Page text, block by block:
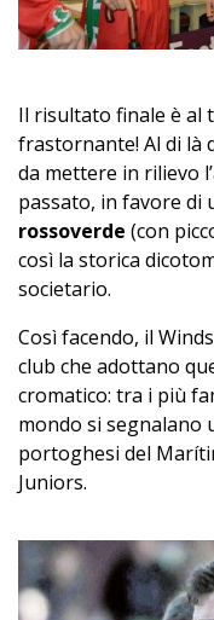
Il risultato finale è al
frastornante! Al di là
da mettere in rilievo
passato, in favore di
rossoverde (con
così la storica
societario.
Così facendo, il
club che adottano
cromatico: tra i più
mondo si segnalano
portoghesi del
Juniors.